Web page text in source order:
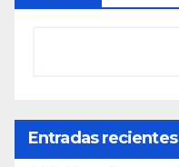
Entradas recientes